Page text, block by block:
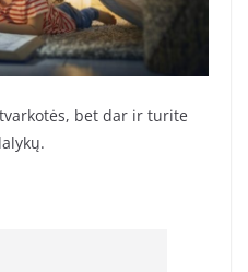
bet dar ir turite